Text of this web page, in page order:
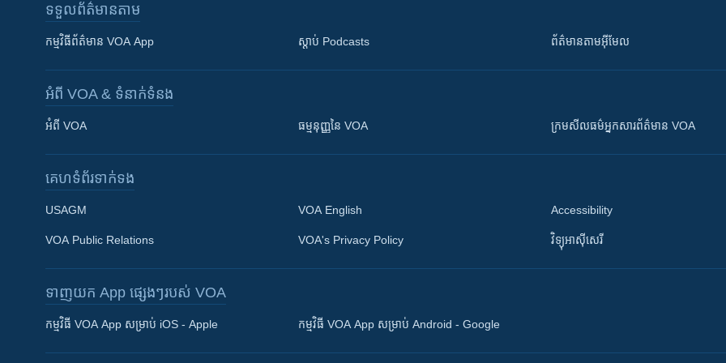
Khmer English
ទទួល​ព័ត៌មាន​តាម
កម្មវិធី​ព័ត៌មាន VOA App ស្តាប់ Podcasts ព័ត៌មាន​តាម​អ៊ីមែល
អំពី​ VOA & ទំនាក់ទំនង
អំពី​ VOA ធម្មនុញ្ញ​នៃ VOA ក្រម​​​សីលធម៌​​​អ្នក​​​សារព័ត៌មាន VOA
គេហទំព័រ​​ទាក់ទង
USAGM
VOA Public Relations
VOA English
VOA's Privacy Policy
Accessibility
វិទ្យុ​អាស៊ី​សេរី
ទាញយក​ App ផ្សេងៗ​របស់​ VOA
កម្មវិធី​ VOA App សម្រាប់ iOS - Apple កម្មវិធី​ VOA App សម្រាប់ Android - Google